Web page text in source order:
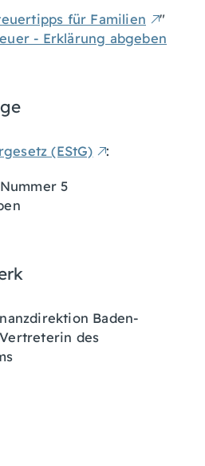
für Familien
"
- Erklärung abgeben
(EStG) :
5
Baden-
des